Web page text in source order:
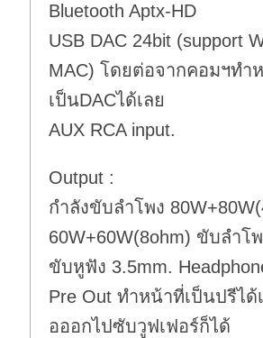
Bluetooth Aptx-HD
USB DAC 24bit (support
MAC) โดยต่อจากคอมฯทำ
เป็นDACได้เลย
AUX RCA input.
Output :
กำลังขับลำโพง
60W+60W(8ohm) ขับลำโ
ขับหูฟัง 3.5mm.
Pre Out ทำหน้าที่เป็นปรีได้
อออกไปซับวูฟเฟอร์ก็ได้